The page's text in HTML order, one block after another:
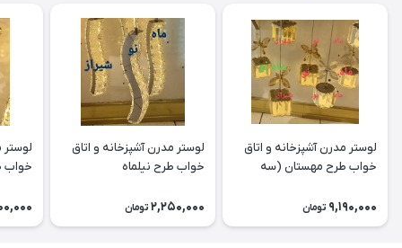
لوستر مدرن آشپزخانه و اتاق
خواب طرح مهستان (سه
9,190,000 تومان
لوستر مدرن آشپزخانه و اتاق
خواب طرح نیلماه
2,250,000 تومان
لوستر
خواب